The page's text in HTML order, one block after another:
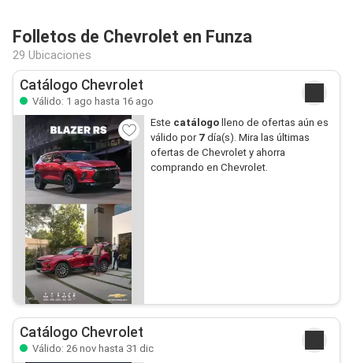
Folletos de Chevrolet en Funza
29 Ubicaciones
Catálogo Chevrolet
Válido: 1 ago hasta 16 ago
Este catálogolleno de ofertas aún es
válido por 7día(s). Mira las últimas
ofertas de Chevrolet y ahorra
comprando en Chevrolet.
Catálogo Chevrolet
Válido: 26 nov hasta 31 dic